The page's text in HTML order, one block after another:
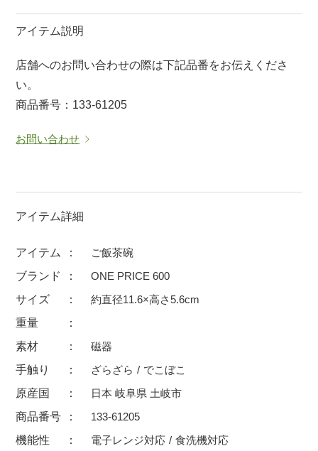
ポット 急須
そば千代口
徳利・盃 徳利
そば徳利
箸・カトラリー
子供食器
調理雑器
価格
1,500円〜 2,000円〜
アイテム説明
店舗へのお問い合わせの際は下記品番をお伝えくださ
い。
商品番号：133-61205
お問い合わせ
アイテム詳細
アイテム
ご飯茶碗
ブランド
ONE PRICE 600
サイズ
約直径11.6×高さ5.6cm
重量
素材
磁器
手触り
ざらざら
でこぼこ
原産国
日本 岐阜県 土岐市
商品番号
133-61205
機能性
電子レンジ対応 食洗機対応